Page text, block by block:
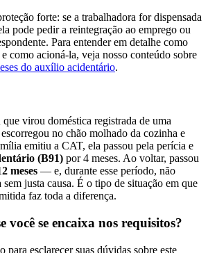
forte: se a trabalhadora for dispensada
pode pedir a reintegração ao emprego ou
Para entender em detalhe como
como acioná-la, veja nosso conteúdo sobre
do auxílio acidentário.
virou doméstica registrada de uma
no chão molhado da cozinha e
emitiu a CAT, ela passou pela perícia e
(B91) por 4 meses. Ao voltar, passou
meses — e, durante esse período, não
sem justa causa. É o tipo de situação em que
faz toda a diferença.
você se encaixa nos requisitos?
para esclarecer suas dúvidas sobre este